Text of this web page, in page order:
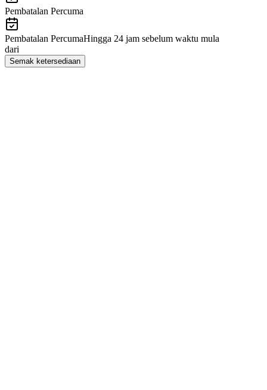
Pembatalan Percuma
Pembatalan PercumaHingga 24 jam sebelum waktu mula
dari
Semak ketersediaan